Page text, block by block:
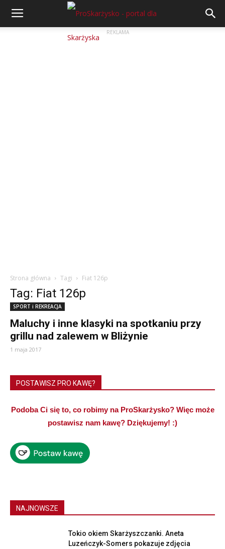
REKLAMA
Strona główna Tagi Fiat 126p
Tag: Fiat 126p
SPORT i REKREACJA
Maluchy i inne klasyki na spotkaniu przy
grillu nad zalewem w Bliżynie
1 maja 2017
POSTAWISZ PRO KAWĘ?
Podoba Ci się to, co robimy na ProSkarżysko? Więc może
postawisz nam kawę? Dziękujemy! :)
NAJNOWSZE
Tokio okiem Skarżyszczanki. Aneta
Luzeńczyk-Somers pokazuje zdjęcia